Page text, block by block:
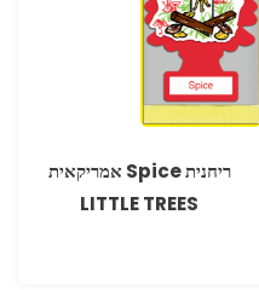
ריחנית Spice אמריקאית
LITTLE TREES